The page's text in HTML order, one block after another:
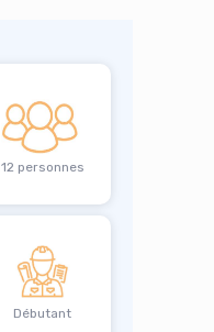
12 personnes
Débutant